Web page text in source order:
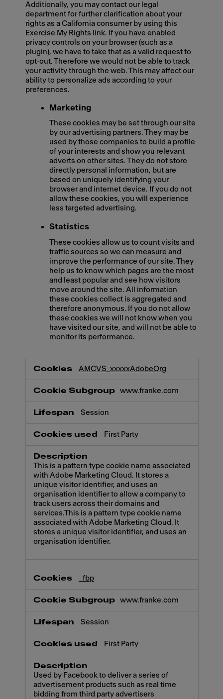
Additionally, you may contact our legal
department for further clarification about your
rights as a California consumer by using this
Exercise My Rights link. If you have enabled
privacy controls on your browser (such as a
plugin), we have to take that as a valid request to
opt-out. Therefore we would not be able to track
your activity through the web. This may affect our
ability to personalize ads according to your
preferences.
Marketing
These cookies may be set through our site
by our advertising partners. They may be
used by those companies to build a profile
of your interests and show you relevant
adverts on other sites. They do not store
directly personal information, but are
based on uniquely identifying your
browser and internet device. If you do not
allow these cookies, you will experience
less targeted advertising.
Statistics
These cookies allow us to count visits and
traffic sources so we can measure and
improve the performance of our site. They
help us to know which pages are the most
and least popular and see how visitors
move around the site. All information
these cookies collect is aggregated and
therefore anonymous. If you do not allow
these cookies we will not know when you
have visited our site, and will not be able to
monitor its performance.
AMCVS_xxxxxAdobeOrg
www.franke.com
Session
First Party
This is a pattern type cookie name associated
with Adobe Marketing Cloud. It stores a
unique visitor identifier, and uses an
organisation identifier to allow a company to
track users across their domains and
services.This is a pattern type cookie name
associated with Adobe Marketing Cloud. It
stores a unique visitor identifier, and uses an
organisation identifier.
_fbp
www.franke.com
Session
First Party
Used by Facebook to deliver a series of
advertisement products such as real time
bidding from third party advertisers